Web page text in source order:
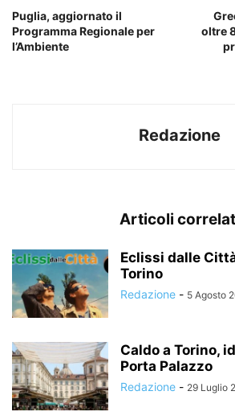
Puglia, aggiornato il
Programma Regionale per
l’Ambiente
oltre
Redazione
Articoli
Eclissi dalle
Torino
Redazione - 5 Agosto
Caldo a Torino,
Porta Palazzo
Redazione - 29 Luglio